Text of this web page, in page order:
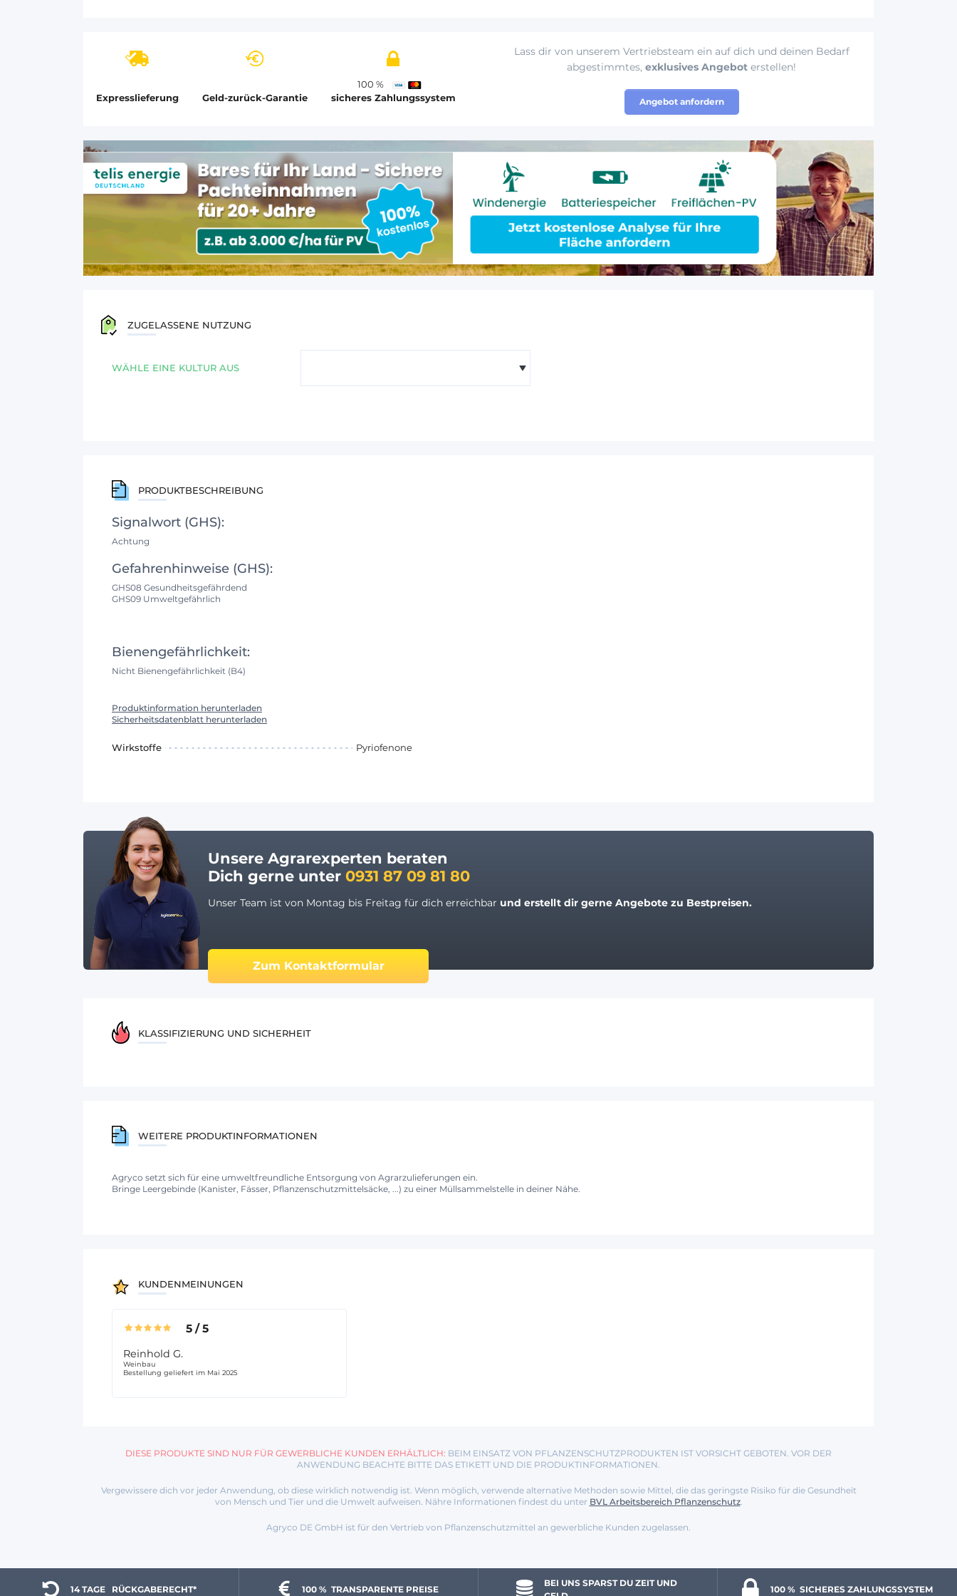
Expresslieferung Geld-zurück-Garantie
100 %
sicheres Zahlungssystem
Lass dir von unserem Vertriebsteam ein auf dich und deinen Bedarf
abgestimmtes, exklusives Angebot erstellen!
Angebot anfordern
ZUGELASSENE NUTZUNG
WÄHLE EINE KULTUR AUS
PRODUKTBESCHREIBUNG
Signalwort (GHS):
Achtung
Gefahrenhinweise (GHS):
GHS08 Gesundheitsgefährdend
GHS09 Umweltgefährlich
Bienengefährlichkeit:
Nicht Bienengefährlichkeit (B4)
Produktinformation herunterladen
Sicherheitsdatenblatt herunterladen
Wirkstoffe Pyriofenone
Unsere Agrarexperten beraten
Dich gerne unter 0931 87 09 81 80
Unser Team ist von Montag bis Freitag für dich erreichbar und erstellt dir gerne Angebote zu Bestpreisen.
Zum Kontaktformular
KLASSIFIZIERUNG UND SICHERHEIT
WEITERE PRODUKTINFORMATIONEN
Agryco setzt sich für eine umweltfreundliche Entsorgung von Agrarzulieferungen ein.
Bringe Leergebinde (Kanister, Fässer, Pflanzenschutzmittelsäcke, ...) zu einer Müllsammelstelle in deiner Nähe.
KUNDENMEINUNGEN
5/5
Reinhold G.
Weinbau
Bestellung geliefert im Mai 2025
DIESE PRODUKTE SIND NUR FÜR GEWERBLICHE KUNDEN ERHÄLTLICH: BEIM EINSATZ VON PFLANZENSCHUTZPRODUKTEN IST VORSICHT GEBOTEN. VOR DER
ANWENDUNG BEACHTE BITTE DAS ETIKETT UND DIE PRODUKTINFORMATIONEN.
Vergewissere dich vor jeder Anwendung, ob diese wirklich notwendig ist. Wenn möglich, verwende alternative Methoden sowie Mittel, die das geringste Risiko für die Gesundheit
von Mensch und Tier und die Umwelt aufweisen. Nähre Informationen findest du unter BVL Arbeitsbereich Pflanzenschutz.
Agryco DE GmbH ist für den Vertrieb von Pflanzenschutzmittel an gewerbliche Kunden zugelassen.
14 TAGE
  RÜCKGABERECHT*
100 % TRANSPARENTE PREISE
BEI UNS SPARST DU ZEIT UND
100 % SICHERES ZAHLUNGSSYSTEM